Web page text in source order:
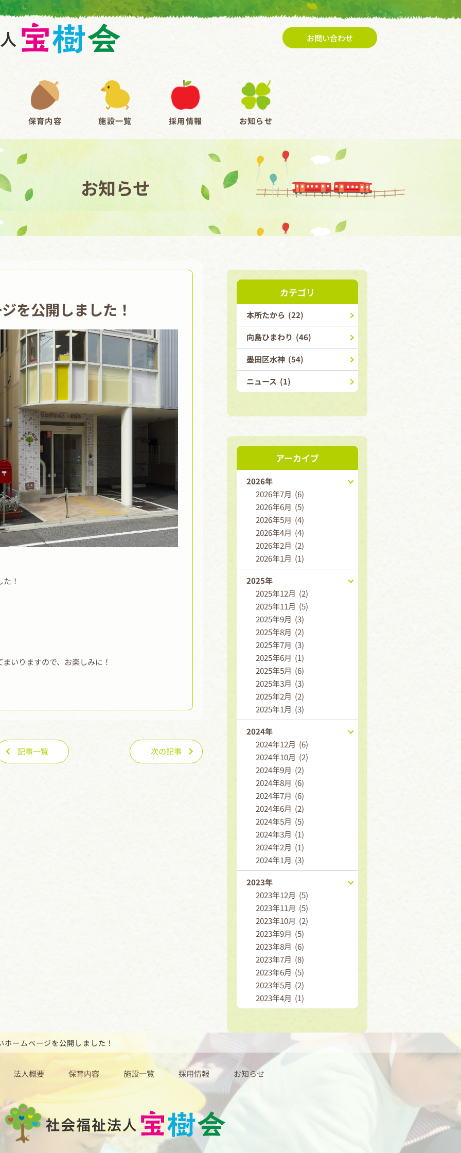
お問い合わせ
保育内容 施設一覧 採用情報 お知らせ
お知らせ
を公開しました！
！
いりますので、お楽しみに！
記事一覧 次の記事
カテゴリ
本所たから (22)
向島ひまわり (46)
墨田区水神 (54)
ニュース (1)
アーカイブ
2026年
2026年7月 (6)
2026年6月 (5)
2026年5月 (4)
2026年4月 (4)
2026年2月 (2)
2026年1月 (1)
2025年
2025年12月 (2)
2025年11月 (5)
2025年9月 (3)
2025年8月 (2)
2025年7月 (3)
2025年6月 (1)
2025年5月 (6)
2025年3月 (3)
2025年2月 (2)
2025年1月 (3)
2024年
2024年12月 (6)
2024年10月 (2)
2024年9月 (2)
2024年8月 (6)
2024年7月 (6)
2024年6月 (2)
2024年5月 (5)
2024年3月 (1)
2024年2月 (1)
2024年1月 (3)
2023年
2023年12月 (5)
2023年11月 (5)
2023年10月 (2)
2023年9月 (5)
2023年8月 (6)
2023年7月 (8)
2023年6月 (5)
2023年5月 (2)
2023年4月 (1)
ホームページを公開しました！
法人概要 保育内容 施設一覧 採用情報 お知らせ